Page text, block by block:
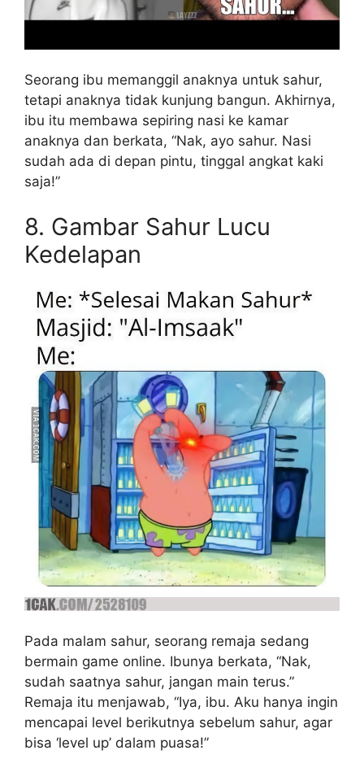
Seorang ibu memanggil anaknya untuk sahur,
tetapi anaknya tidak kunjung bangun. Akhirnya,
ibu itu membawa sepiring nasi ke kamar
anaknya dan berkata, “Nak, ayo sahur. Nasi
sudah ada di depan pintu, tinggal angkat kaki
saja!”
8. Gambar Sahur Lucu
Kedelapan
Pada malam sahur, seorang remaja sedang
bermain game online. Ibunya berkata, “Nak,
sudah saatnya sahur, jangan main terus.”
Remaja itu menjawab, “Iya, ibu. Aku hanya ingin
mencapai level berikutnya sebelum sahur, agar
bisa ‘level up’ dalam puasa!”